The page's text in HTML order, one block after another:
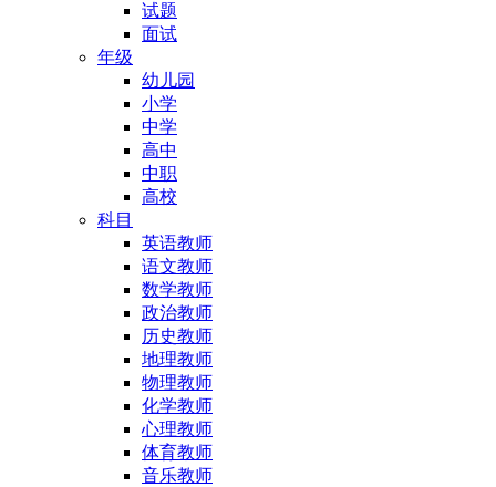
试题
面试
年级
幼儿园
小学
中学
高中
中职
高校
科目
英语教师
语文教师
数学教师
政治教师
历史教师
地理教师
物理教师
化学教师
心理教师
体育教师
音乐教师